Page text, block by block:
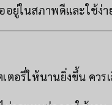
อยู่ในสภาพดีและใช้ง่า
ตอรี่ให้นานยิ่งขึ้น คว